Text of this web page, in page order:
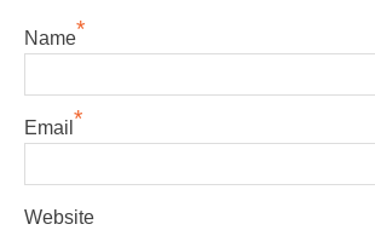
Name*
Email *
Website